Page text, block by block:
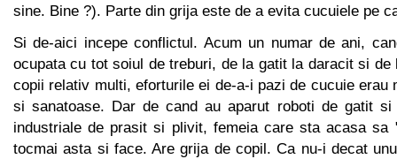
sine. Bine ?). Parte din grija este de a evita cucuiele pe
Si de-aici incepe conflictul. Acum un numar de ani,
ocupata cu tot soiul de treburi, de la gatit la daracit si
copii relativ multi, eforturile ei de-a-i pazi de cucuie erau
si sanatoase. Dar de cand au aparut roboti de gatit
industriale de prasit si plivit, femeia care sta acasa sa
tocmai asta si face. Are grija de copil. Ca nu-i decat